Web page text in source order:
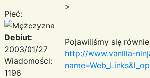
Płeć:
Debiut:
2003/01/27
Wiadomości:
1196
>
Pojawiliśmy się
http://www.vanilla-